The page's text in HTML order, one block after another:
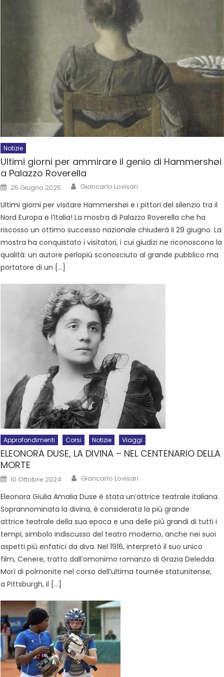
Notizie
Ultimi giorni per ammirare il genio di Hammershøi
a Palazzo Roverella
25 Giugno 2025 Giancarlo Lovisari
Ultimi giorni per visitare Hammershøi e i pittori del silenzio tra il
Nord Europa e l’Italia! La mostra di Palazzo Roverella che ha
riscosso un ottimo successo nazionale chiuderà il 29 giugno. La
mostra ha conquistato i visitatori, i cui giudizi ne riconoscono la
qualità: un autore perlopiù sconosciuto al grande pubblico ma
portatore di un […]
Approfondimenti Corsi Notizie Viaggi
ELEONORA DUSE, LA DIVINA – NEL CENTENARIO DELLA
MORTE
10 Ottobre 2024 Giancarlo Lovisari
Eleonora Giulia Amalia Duse è stata un’attrice teatrale italiana.
Soprannominata la divina, è considerata la più grande
attrice teatrale della sua epoca e una delle più grandi di tutti i
tempi, simbolo indiscusso del teatro moderno, anche nei suoi
aspetti più enfatici da diva. Nel 1916, interpretò il suo unico
film, Cenere, tratto dall’omonimo romanzo di Grazia Deledda.
Morì di polmonite nel corso dell’ultima tournée statunitense,
a Pittsburgh, il […]